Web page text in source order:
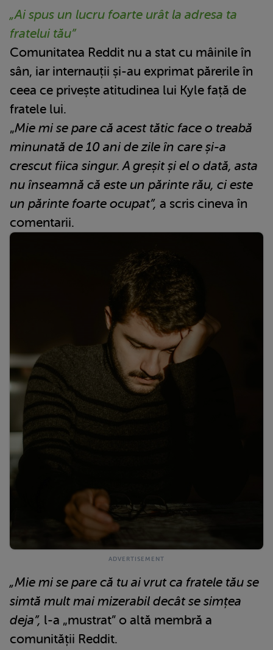
„Ai spus un lucru foarte urât la adresa ta
fratelui tău”
Comunitatea Reddit nu a stat cu mâinile în
sân, iar internauții și-au exprimat părerile în
ceea ce privește atitudinea lui Kyle față de
fratele lui.
„Mie mi se pare că acest tătic face o treabă
minunată de 10 ani de zile în care și-a
crescut fiica singur. A greșit și el o dată, asta
nu înseamnă că este un părinte rău, ci este
un părinte foarte ocupat”, a scris cineva în
comentarii.
„Mie mi se pare că tu ai vrut ca fratele tău se
simtă mult mai mizerabil decât se simțea
deja”, l-a „mustrat” o altă membră a
comunității Reddit.